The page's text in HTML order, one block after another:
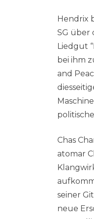
Hendrix
SG über
Liedgut
bei ihm
and
Chas
atomar
seiner
neue